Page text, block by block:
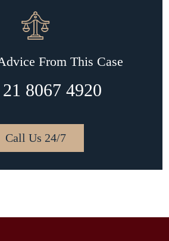
From This Case
8067 4920
Call Us 24/7